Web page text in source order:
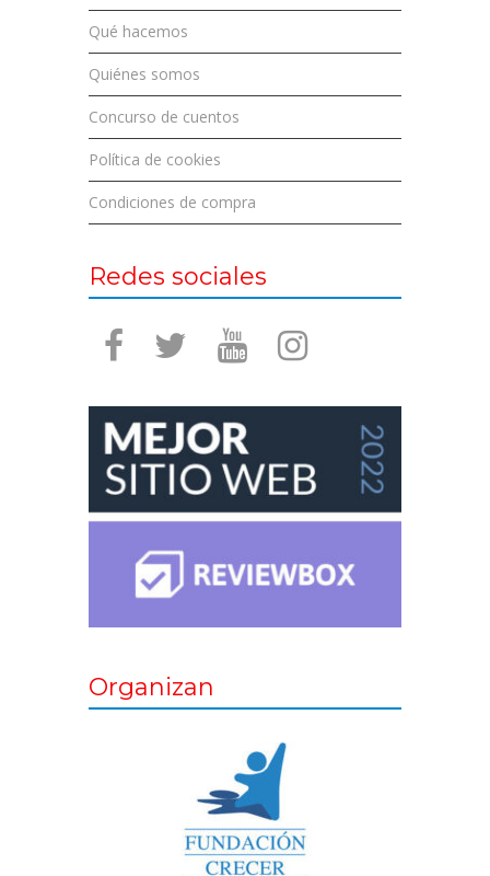
Qué hacemos
Quiénes somos
Concurso de cuentos
Política de cookies
Condiciones de compra
Redes sociales
Organizan